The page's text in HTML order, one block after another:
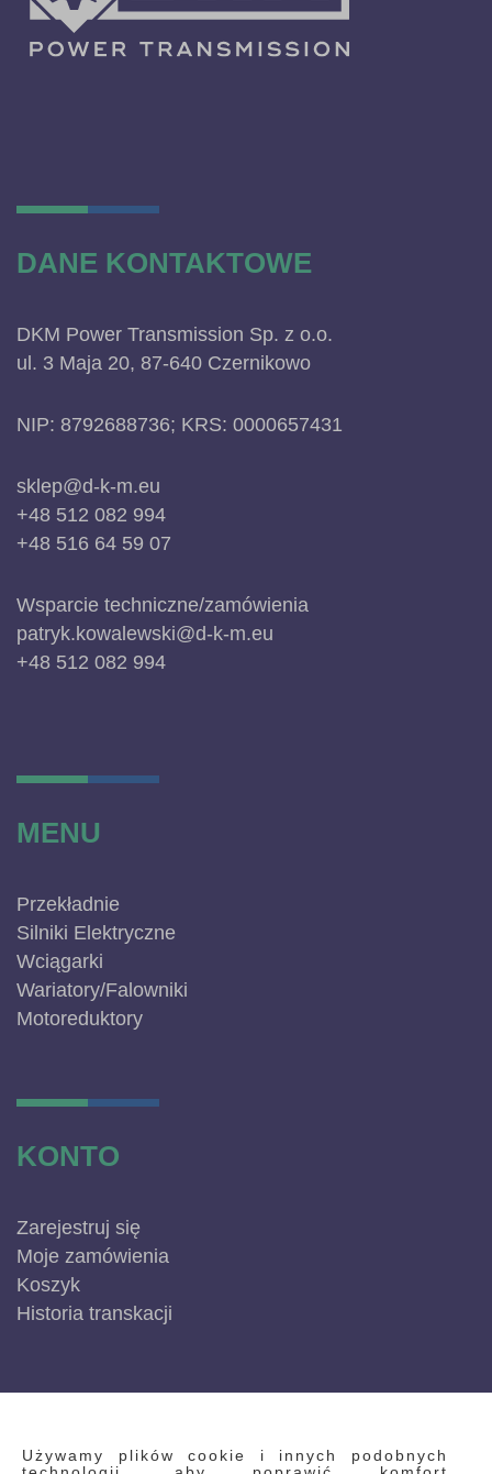
Używamy plików cookie i innych podobnych
DANE KONTAKTOWE
DKM Power Transmission Sp. z o.o.
ul. 3 Maja 20, 87-640 Czernikowo
NIP: 8792688736; KRS: 0000657431
sklep@d-k-m.eu
+48 512 082 994
+48 516 64 59 07
Wsparcie techniczne/zamówienia
patryk.kowalewski@d-k-m.eu
+48 512 082 994
MENU
Przekładnie
Silniki Elektryczne
Wciągarki
Wariatory/Falowniki
Motoreduktory
KONTO
Zarejestruj się
Moje zamówienia
Koszyk
Historia transkacji
INFORMACJE